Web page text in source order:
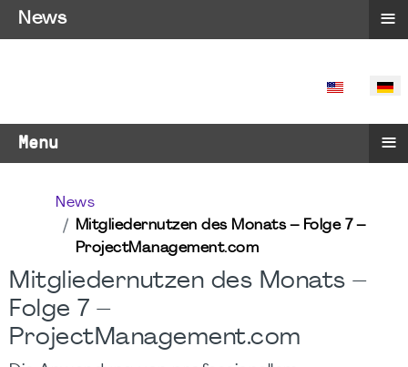
SPRACHE
Menu ≡
News
Mitgliedernutzen des Monats – Folge 7 –
ProjectManagement.com
Mitgliedernutzen des Monats –
Folge 7 –
ProjectManagement.com
News ≡